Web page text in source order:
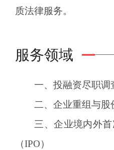
质法律服务。
服务领域
一、投融资尽职调
二、企业重组与股
三、企业境内外
（IPO）